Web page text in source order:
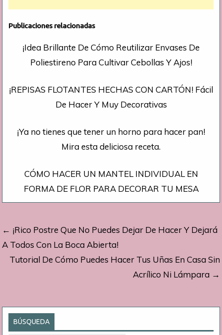
Publicaciones relacionadas
¡Idea Brillante De Cómo Reutilizar Envases De
Poliestireno Para Cultivar Cebollas Y Ajos!
¡REPISAS FLOTANTES HECHAS CON CARTÓN! Fácil
De Hacer Y Muy Decorativas
¡Ya no tienes que tener un horno para hacer pan!
Mira esta deliciosa receta.
CÓMO HACER UN MANTEL INDIVIDUAL EN
FORMA DE FLOR PARA DECORAR TU MESA
Navegación
de
entradas
← ¡Rico Postre Que No Puedes Dejar De Hacer Y Dejará
A Todos Con La Boca Abierta!
Tutorial De Cómo Puedes Hacer Tus Uñas En Casa Sin
Acrílico Ni Lámpara →
BÚSQUEDA